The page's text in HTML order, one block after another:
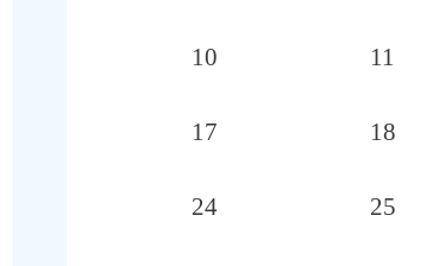
10 11
17 18
24 25